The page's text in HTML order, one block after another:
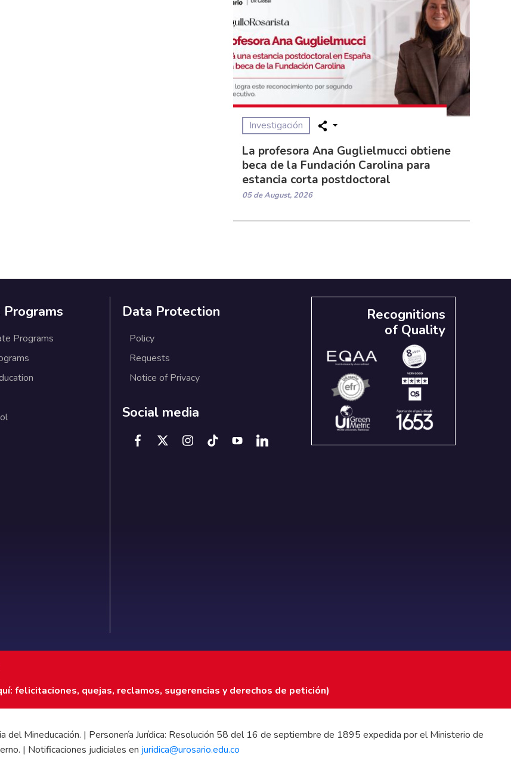
Investigación
La profesora Ana Guglielmucci obtiene
beca de la Fundación Carolina para
estancia corta postdoctoral
05 de August, 2026
Programs
Data Protection
Policy
Requests
Notice of Privacy
Social media
Recognitions
of Quality
felicitaciones, quejas, reclamos, sugerencias y derechos de petición)
del Mineducación. | Personería Jurídica: Resolución 58 del 16 de septiembre de 1895 expedida por el Ministerio de
| Notificaciones judiciales en juridica@urosario.edu.co